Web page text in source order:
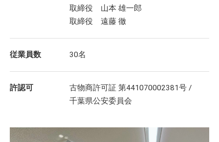
取締役 山本 雄一郎
取締役 遠藤 徹
従業員数 30名
許認可
古物商許可証 第441070002381号 /
千葉県公安委員会